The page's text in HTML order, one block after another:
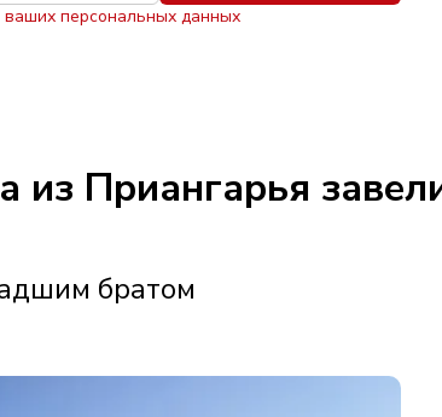
ваших персональных данных
из Приангарья
братом